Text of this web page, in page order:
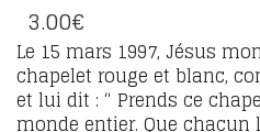
3.00€
Le 15 mars 1997, Jésus
chapelet rouge et blanc,
et lui dit : “ Prends ce
monde entier. Que